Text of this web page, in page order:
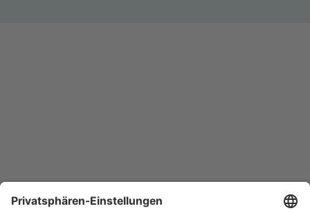
Mehr erfahren